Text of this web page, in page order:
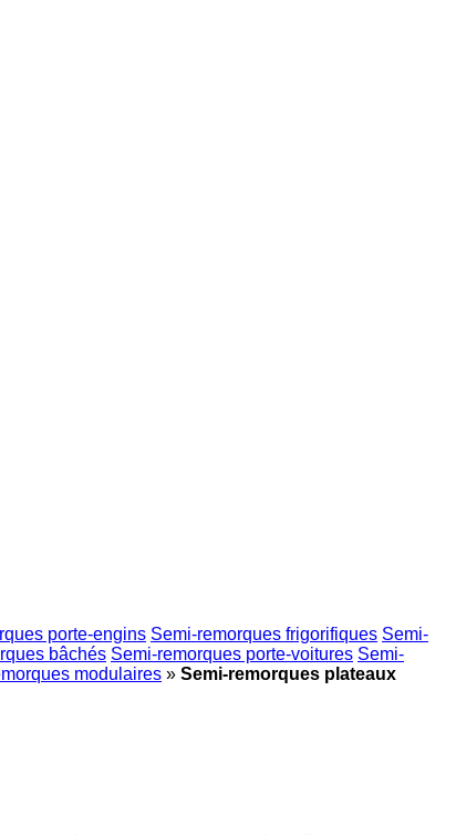
porte-engins Semi-remorques frigorifiques Semi-
bâchés Semi-remorques porte-voitures Semi-
modulaires » Semi-remorques plateaux